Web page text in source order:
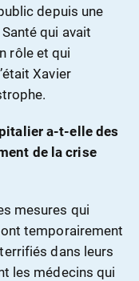
depuis une
qui avait
rôle et qui
Xavier
a-t-elle des
de la crise
mesures qui
temporairement
dans leurs
les médecins qui